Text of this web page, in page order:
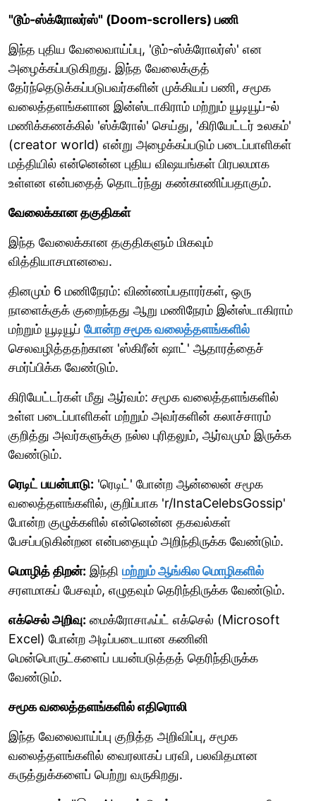
"டூம்-ஸ்க்ரோலர்ஸ்" (Doom-scrollers) பணி
இந்த புதிய வேலைவாய்ப்பு, 'டூம்-ஸ்க்ரோலர்ஸ்' என
அழைக்கப்படுகிறது. இந்த வேலைக்குத்
தேர்ந்தெடுக்கப்படுபவர்களின் முக்கியப் பணி, சமூக
வலைத்தளங்களான இன்ஸ்டாகிராம் மற்றும் யூடியூப்-ல்
மணிக்கணக்கில் 'ஸ்க்ரோல்' செய்து, 'கிரியேட்டர் உலகம்'
(creator world) என்று அழைக்கப்படும் படைப்பாளிகள்
மத்தியில் என்னென்ன புதிய விஷயங்கள் பிரபலமாக
உள்ளன என்பதைத் தொடர்ந்து கண்காணிப்பதாகும்.
வேலைக்கான தகுதிகள்
இந்த வேலைக்கான தகுதிகளும் மிகவும்
வித்தியாசமானவை.
தினமும் 6 மணிநேரம்: விண்ணப்பதாரர்கள், ஒரு
நாளைக்குக் குறைந்தது ஆறு மணிநேரம் இன்ஸ்டாகிராம்
மற்றும் யூடியூப் போன்ற சமூக வலைத்தளங்களில்
செலவழித்ததற்கான 'ஸ்கிரீன் ஷாட்' ஆதாரத்தைச்
சமர்ப்பிக்க வேண்டும்.
கிரியேட்டர்கள் மீது ஆர்வம்: சமூக வலைத்தளங்களில்
உள்ள படைப்பாளிகள் மற்றும் அவர்களின் கலாச்சாரம்
குறித்து அவர்களுக்கு நல்ல புரிதலும், ஆர்வமும் இருக்க
வேண்டும்.
ரெடிட் பயன்பாடு: 'ரெடிட்' போன்ற ஆன்லைன் சமூக
வலைத்தளங்களில், குறிப்பாக 'r/InstaCelebsGossip'
போன்ற குழுக்களில் என்னென்ன தகவல்கள்
பேசப்படுகின்றன என்பதையும் அறிந்திருக்க வேண்டும்.
மொழித் திறன்: இந்தி மற்றும் ஆங்கில மொழிகளில்
சரளமாகப் பேசவும், எழுதவும் தெரிந்திருக்க வேண்டும்.
எக்செல் அறிவு: மைக்ரோசாஃப்ட் எக்செல் (Microsoft
Excel) போன்ற அடிப்படையான கணினி
மென்பொருட்களைப் பயன்படுத்தத் தெரிந்திருக்க
வேண்டும்.
சமூக வலைத்தளங்களில் எதிரொலி
இந்த வேலைவாய்ப்பு குறித்த அறிவிப்பு, சமூக
வலைத்தளங்களில் வைரலாகப் பரவி, பலவிதமான
கருத்துக்களைப் பெற்று வருகிறது.